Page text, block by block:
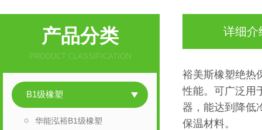
产品分类
PRODUCT CLASSIFICATION
B1级橡塑
华能泓裕B1级橡塑
详细介
裕美斯橡塑绝热
性能。可广泛用
器，能达到降低
保温材料。